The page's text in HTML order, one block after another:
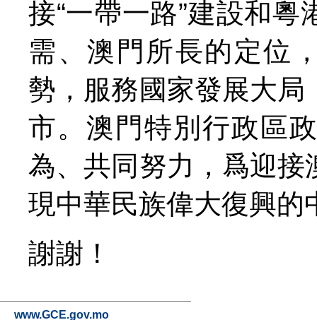
接“一帶一路”建設和
需、澳門所長的定位
勢，服務國家發展大
市。澳門特別行政區
為、共同努力，爲迎
現中華民族偉大復興的
謝謝！
www.GCE.gov.mo